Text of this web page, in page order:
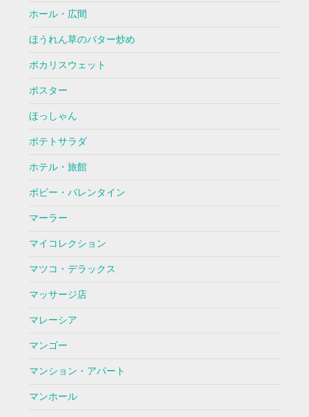
ホール・広間
ほうれん草のバター炒め
ポカリスウェット
ポスター
ほっしゃん
ポテトサラダ
ホテル・旅館
ボビー・バレンタイン
マーラー
マイコレクション
マツコ・デラックス
マッサージ店
マレーシア
マンゴー
マンション・アパート
マンホール